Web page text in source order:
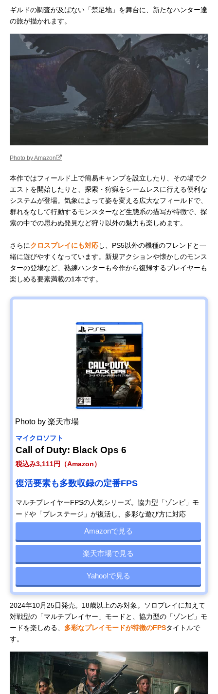
ギルドの調査が及ばない「禁足地」を舞台に、新たなハンター達
の旅が描かれます。
Photo by Amazon
本作ではフィールド上で簡易キャンプを設立したり、その場でク
エストを開始したりと、探索・狩猟をシームレスに行える便利な
システムが登場。気象によって姿を変える広大なフィールドで、
群れをなして行動するモンスターなど生態系の描写が特徴で、探
索の中での思わぬ発見など狩り以外の魅力も楽しめます。
さらにクロスプレイにも対応し、PS5以外の機種のフレンドと一
緒に遊びやすくなっています。新規アクションや懐かしのモンス
ターの登場など、熟練ハンターも今作から復帰するプレイヤーも
楽しめる要素満載の1本です。
Photo by 楽天市場
マイクロソフト
Call of Duty: Black Ops 6
税込み3,111円（Amazon）
復活要素も多数収録の定番FPS
マルチプレイヤーFPSの人気シリーズ。協力型「ゾンビ」モ
ードや「プレステージ」が復活し、多彩な遊び方に対応
Amazonで見る
楽天市場で見る
Yahoo!で見る
2024年10月25日発売。18歳以上のみ対象。ソロプレイに加えて
対戦型の「マルチプレイヤー」モードと、協力型の「ゾンビ」モ
ードを楽しめる、 多彩なプレイモードが特徴のFPSタイトルで
す。